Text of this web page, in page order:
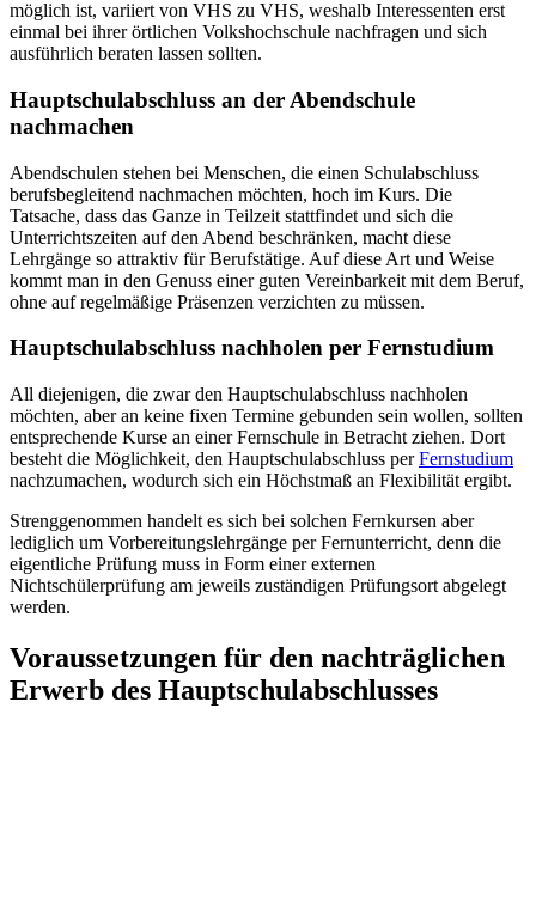
möglich ist, variiert von VHS zu VHS, weshalb Interessenten erst
einmal bei ihrer örtlichen Volkshochschule nachfragen und sich
ausführlich beraten lassen sollten.
Hauptschulabschluss an der Abendschule
nachmachen
Abendschulen stehen bei Menschen, die einen Schulabschluss
berufsbegleitend nachmachen möchten, hoch im Kurs. Die
Tatsache, dass das Ganze in Teilzeit stattfindet und sich die
Unterrichtszeiten auf den Abend beschränken, macht diese
Lehrgänge so attraktiv für Berufstätige. Auf diese Art und Weise
kommt man in den Genuss einer guten Vereinbarkeit mit dem Beruf,
ohne auf regelmäßige Präsenzen verzichten zu müssen.
Hauptschulabschluss nachholen per Fernstudium
All diejenigen, die zwar den Hauptschulabschluss nachholen
möchten, aber an keine fixen Termine gebunden sein wollen, sollten
entsprechende Kurse an einer Fernschule in Betracht ziehen. Dort
besteht die Möglichkeit, den Hauptschulabschluss perFernstudium
nachzumachen, wodurch sich ein Höchstmaß an Flexibilität ergibt.
Strenggenommen handelt es sich bei solchen Fernkursen aber
lediglich um Vorbereitungslehrgänge per Fernunterricht, denn die
eigentliche Prüfung muss in Form einer externen
Nichtschülerprüfung am jeweils zuständigen Prüfungsort abgelegt
werden.
Voraussetzungen für den nachträglichen
Erwerb des Hauptschulabschlusses